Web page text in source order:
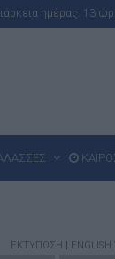
ημέρας: 13
ΕΚΤΥΠΩΣΗ | ENGLISH